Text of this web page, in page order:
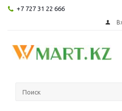
+7 727 31 22 666